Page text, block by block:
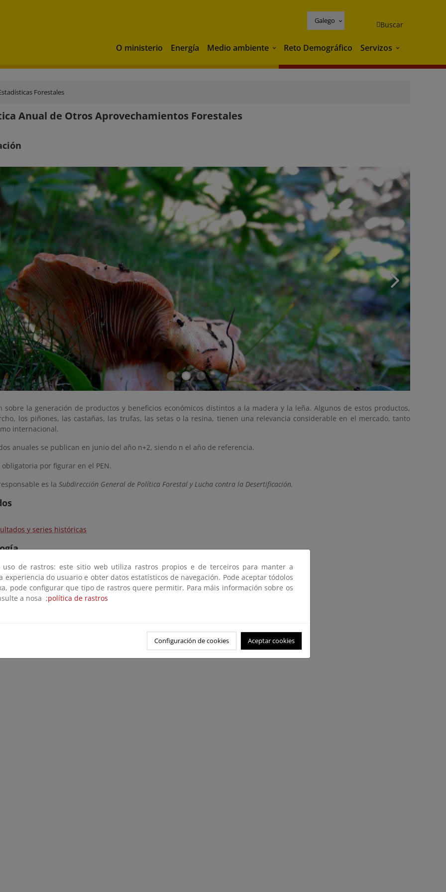
Galego Buscar
O ministerio Energía Medio ambiente Medio ambiente
Reto Demográfico Servizos Servizos
Forestales
Anual de Otros Aprovechamientos Forestales
sobre la generación de productos y beneficios económicos distintos a la madera y la leña. Algunos de estos productos,
los piñones, las castañas, las trufas, las setas o la resina, tienen una relevancia considerable en el mercado, tanto
internacional.
anuales se publican en junio del año n+2, siendo n el año de referencia.
obligatoria por figurar en el PEN.
es la Subdirección General de Política Forestal y Lucha contra la Desertificación.
y series históricas
de Otros Aprovechamientos Forestales
Estadística del IOE incluida en esta operación del PEN
uso de rastros: este sitio web utiliza rastros propios e de terceiros para manter a
experiencia do usuario e obter datos estatísticos de navegación. Pode aceptar tódolos
pode configurar que tipo de rastros quere permitir. Para máis información sobre os
a nosa ;política de rastros
Configuración de cookies Aceptar cookies